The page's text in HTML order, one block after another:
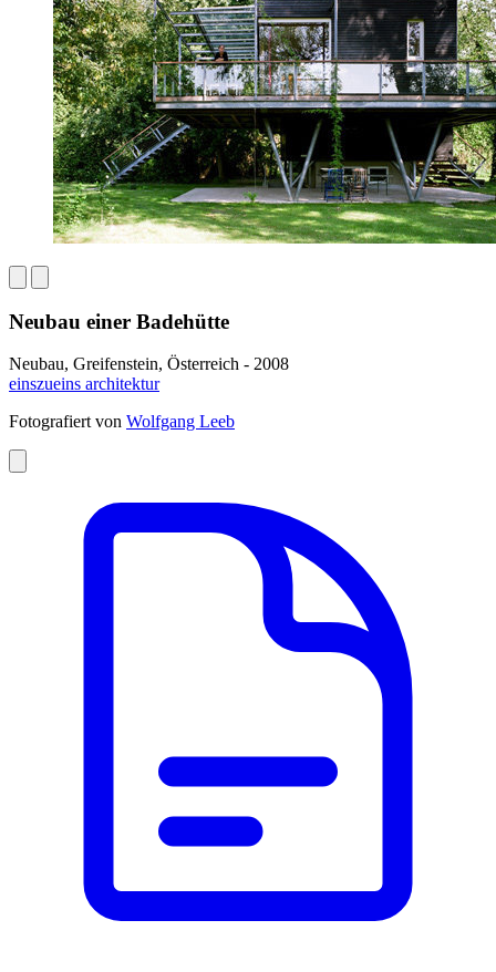
Neubau einer Badehütte
Neubau, Greifenstein, Österreich - 2008
einszueins architektur
Fotografiert von Wolfgang Leeb